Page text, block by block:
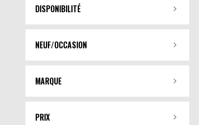
DISPONIBILITÉ
NEUF/OCCASION
MARQUE
PRIX